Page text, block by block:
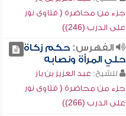
جزء من محاضرة ( فتاوى نور
على الدرب (246))
الفهرس:حكم زكاة
حلي المرأة ونصابه
للشيخ: عبد العزيز بن باز
جزء من محاضرة ( فتاوى نور
على الدرب (266))